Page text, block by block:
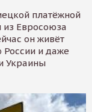
платёжной
Евросоюза
он живёт
России и даже
Украины